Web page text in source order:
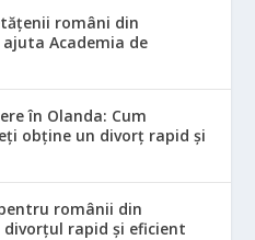
români din
Academia de
în Olanda: Cum
obține un divorț rapid și
românii din
rapid și eficient